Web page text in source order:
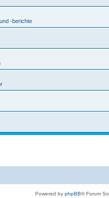
-berichte
Powered by phpBB® Forum